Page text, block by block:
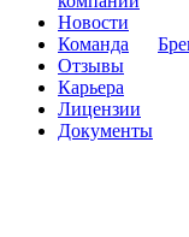
Новости
Команда
Отзывы
Карьера
Лицензии
Документы